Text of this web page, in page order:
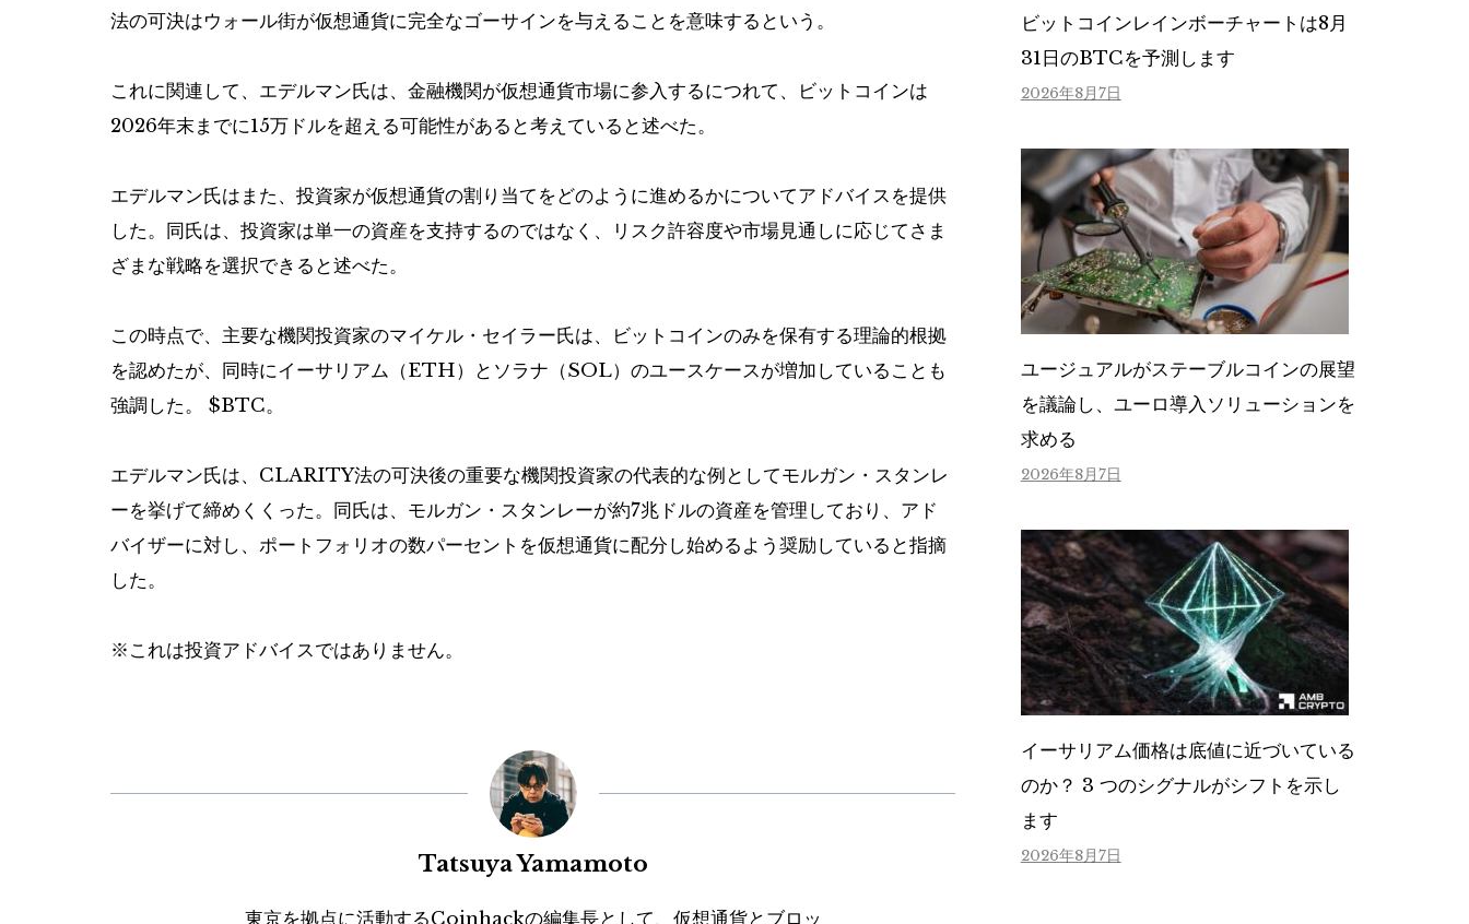
法の可決はウォール街が仮想通貨に完全なゴーサインを与えることを意味するという。
これに関連して、エデルマン氏は、金融機関が仮想通貨市場に参入するにつれて、ビットコインは
2026年末までに15万ドルを超える可能性があると考えていると述べた。
エデルマン氏はまた、投資家が仮想通貨の割り当てをどのように進めるかについてアドバイスを提供
した。同氏は、投資家は単一の資産を支持するのではなく、リスク許容度や市場見通しに応じてさま
ざまな戦略を選択できると述べた。
この時点で、主要な機関投資家のマイケル・セイラー氏は、ビットコインのみを保有する理論的根拠
を認めたが、同時にイーサリアム（ETH）とソラナ（SOL）のユースケースが増加していることも
強調した。 $BTC。
エデルマン氏は、CLARITY法の可決後の重要な機関投資家の代表的な例としてモルガン・スタンレ
ーを挙げて締めくくった。同氏は、モルガン・スタンレーが約7兆ドルの資産を管理しており、アド
バイザーに対し、ポートフォリオの数パーセントを仮想通貨に配分し始めるよう奨励していると指摘
した。
※これは投資アドバイスではありません。
Tatsuya Yamamoto
ビットコインレインボーチャートは8月
31日のBTCを予測します
2026年8月7日
ユージュアルがステーブルコインの展望
を議論し、ユーロ導入ソリューションを
求める
2026年8月7日
イーサリアム価格は底値に近づいている
のか？ 3 つのシグナルがシフトを示し
ます
2026年8月7日